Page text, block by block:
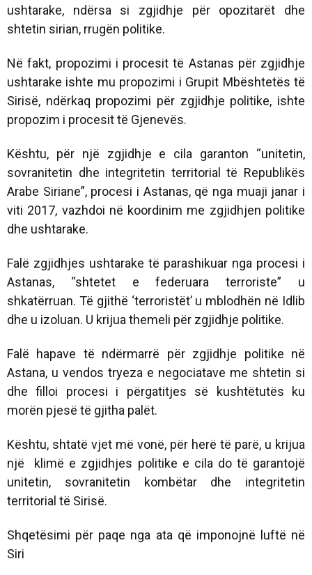
ushtarake, ndërsa si zgjidhje për opozitarët dhe
shtetin sirian, rrugën politike.
Në fakt, propozimi i procesit të Astanas për zgjidhje
ushtarake ishte mu propozimi i Grupit Mbështetës të
Sirisë, ndërkaq propozimi për zgjidhje politike, ishte
propozim i procesit të Gjenevës.
Kështu, për një zgjidhje e cila garanton “unitetin,
sovranitetin dhe integritetin territorial të Republikës
Arabe Siriane”, procesi i Astanas, që nga muaji janar i
viti 2017, vazhdoi në koordinim me zgjidhjen politike
dhe ushtarake.
Falë zgjidhjes ushtarake të parashikuar nga procesi i
Astanas, “shtetet e federuara terroriste” u
shkatërruan. Të gjithë ‘terroristët’ u mblodhën në Idlib
dhe u izoluan. U krijua themeli për zgjidhje politike.
Falë hapave të ndërmarrë për zgjidhje politike në
Astana, u vendos tryeza e negociatave me shtetin si
dhe filloi procesi i përgatitjes së kushtëtutës ku
morën pjesë të gjitha palët.
Kështu, shtatë vjet më vonë, për herë të parë, u krijua
një klimë e zgjidhjes politike e cila do të garantojë
unitetin, sovranitetin kombëtar dhe integritetin
territorial të Sirisë.
Shqetësimi për paqe nga ata që imponojnë luftë në
Siri